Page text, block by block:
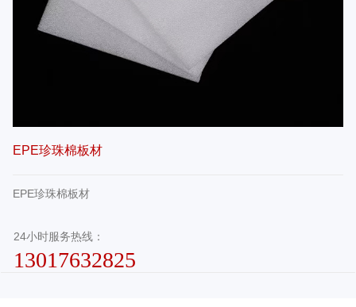
EPE珍珠棉板材
EPE珍珠棉板材
24小时服务热线：
13017632825